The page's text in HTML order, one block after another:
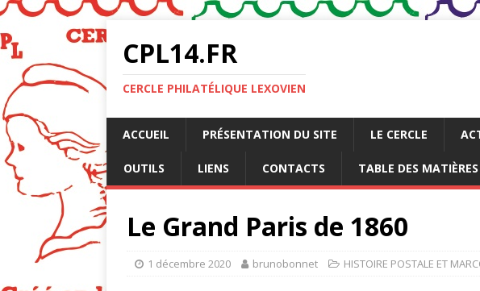
CPL14.FR
CERCLE PHILATÉLIQUE LEXOVIEN
ACCUEIL PRÉSENTATION DU SITE LE CERCLE
OUTILS LIENS CONTACTS TABLE DES MATIÈRES
Le Grand Paris de 1860
1 décembre 2020 brunobonnet HISTOIRE POSTALE ET